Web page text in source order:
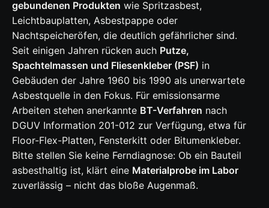
gebundenen Produkten wie Spritzasbest,
Leichtbauplatten, Asbestpappe oder
Nachtspeicheröfen, die deutlich gefährlicher sind.
Seit einigen Jahren rücken auch Putze,
Spachtelmassen und Fliesenkleber (PSF) in
Gebäuden der Jahre 1960 bis 1990 als unerwartete
Asbestquelle in den Fokus. Für emissionsarme
Arbeiten stehen anerkannte BT-Verfahren nach
DGUV Information 201-012 zur Verfügung, etwa für
Floor-Flex-Platten, Fensterkitt oder Bitumenkleber.
Bitte stellen Sie keine Ferndiagnose: Ob ein Bauteil
asbesthaltig ist, klärt eine Materialprobe im Labor
zuverlässig – nicht das bloße Augenmaß.